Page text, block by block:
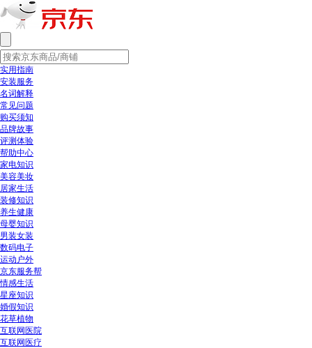
实用指南
安装服务
名词解释
常见问题
购买须知
品牌故事
评测体验
帮助中心
家电知识
美容美妆
居家生活
装修知识
养生健康
母婴知识
男装女装
数码电子
运动户外
京东服务帮
情感生活
星座知识
婚假知识
花草植物
互联网医院
互联网医疗